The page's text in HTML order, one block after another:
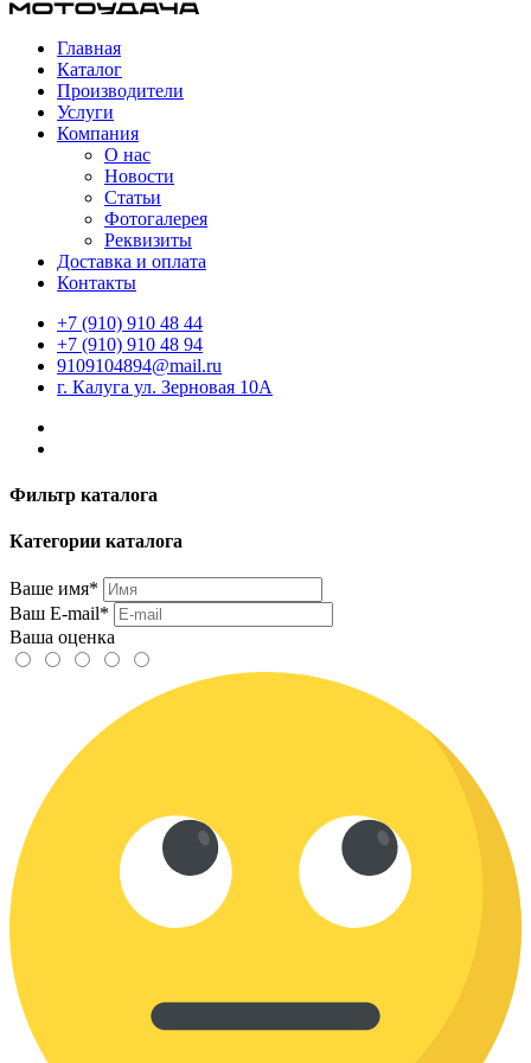
Главная
Каталог
Производители
Услуги
Компания
О нас
Новости
Статьи
Фотогалерея
Реквизиты
Доставка и оплата
Контакты
+7 (910) 910 48 44
+7 (910) 910 48 94
9109104894@mail.ru
г. Калуга ул. Зерновая 10А
Фильтр каталога
Категории каталога
Ваше имя*
Ваш E-mail*
Ваша оценка